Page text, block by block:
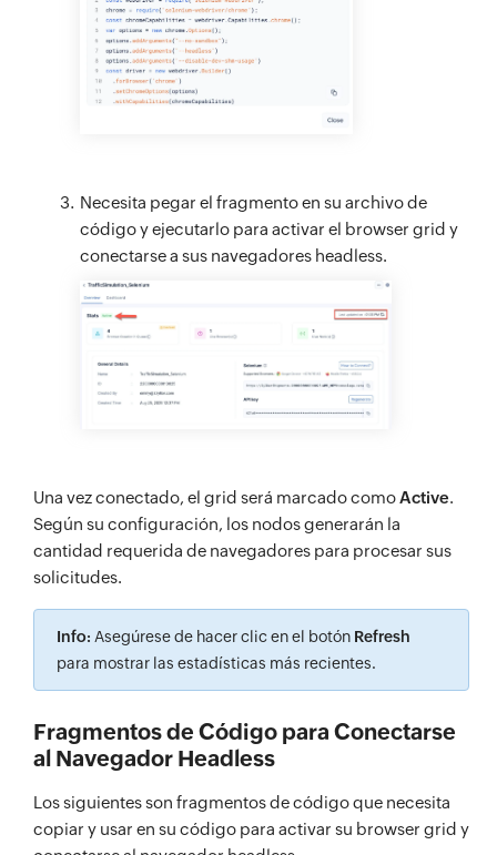
Necesita pegar el fragmento en su archivo de
código y ejecutarlo para activar el browser grid y
conectarse a sus navegadores headless.
Una vez conectado, el grid será marcado comoActive.
Según su configuración, los nodos generarán la
cantidad requerida de navegadores para procesar sus
solicitudes.
Info: Asegúrese de hacer clic en el botón Refresh
para mostrar las estadísticas más recientes.
Fragmentos de Código para Conectarse
al Navegador Headless
Los siguientes son fragmentos de código que necesita
copiar y usar en su código para activar su browser grid y